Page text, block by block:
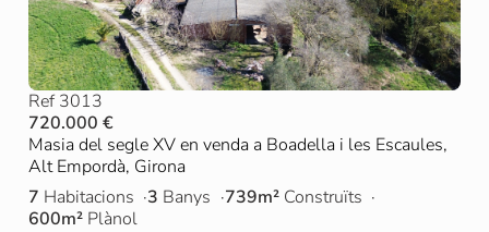
Ref 3013
720.000 €
Masia del segle XV en venda a Boadella i les Escaules,
Alt Empordà, Girona
7 Habitacions 3 Banys 739m² Construïts
600m² Plànol